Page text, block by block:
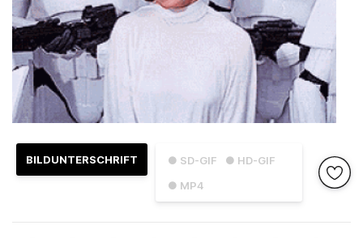
● SD-GIF
● HD-GIF
● MP4
BILDUNTERSCHRIFT